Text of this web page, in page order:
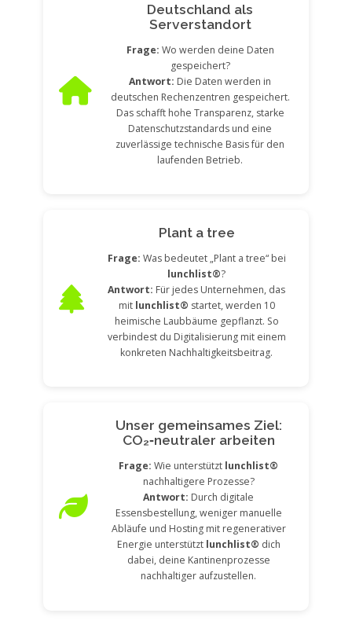
Deutschland als
Serverstandort
Frage: Wo werden deine Daten
gespeichert?
Antwort: Die Daten werden in
deutschen Rechenzentren gespeichert.
Das schafft hohe Transparenz, starke
Datenschutzstandards und eine
zuverlässige technische Basis für den
laufenden Betrieb.
Plant a tree
Frage: Was bedeutet „Plant a tree“ bei
lunchlist®?
Antwort: Für jedes Unternehmen, das
mit lunchlist® startet, werden 10
heimische Laubbäume gepflanzt. So
verbindest du Digitalisierung mit einem
konkreten Nachhaltigkeitsbeitrag.
Unser gemeinsames Ziel:
CO₂‑neutraler arbeiten
Frage: Wie unterstützt lunchlist®
nachhaltigere Prozesse?
Antwort: Durch digitale
Essensbestellung, weniger manuelle
Abläufe und Hosting mit regenerativer
Energie unterstützt lunchlist® dich
dabei, deine Kantinenprozesse
nachhaltiger aufzustellen.